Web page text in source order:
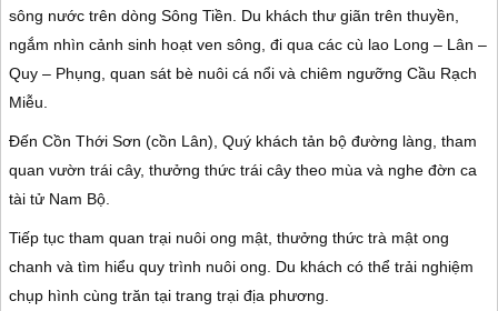
sông nước trên dòng Sông Tiền . Du khách thư giãn trên thuyền,
ngắm nhìn cảnh sinh hoạt ven sông, đi qua các cù lao Long – Lân –
Quy – Phụng, quan sát bè nuôi cá nổi và chiêm ngưỡng Cầu Rạch
Miễu
Đến Cồn Thới Sơn (cồn Lân), Quý khách tản bộ đường làng, tham
quan vườn trái cây, thưởng thức trái cây theo mùa và nghe đờn ca
tài tử Nam Bộ.
Tiếp tục tham quan trại nuôi ong mật, thưởng thức trà mật ong
chanh và tìm hiểu quy trình nuôi ong. Du khách có thể trải nghiệm
chụp hình cùng trăn tại trang trại địa phương.